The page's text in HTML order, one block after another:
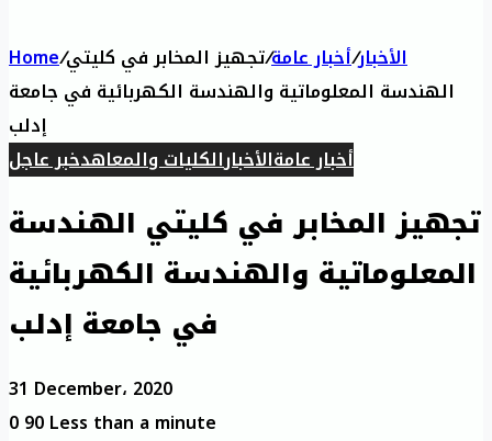
Home/ الأخبار/أخبار عامة/تجهيز المخابر في كليتي
الهندسة المعلوماتية والهندسة الكهربائية في جامعة
إدلب
أخبار عامةالأخبارالكليات والمعاهدخبر عاجل
تجهيز المخابر في كليتي الهندسة
المعلوماتية والهندسة الكهربائية
في جامعة إدلب
31 December، 2020
090Less than a minute